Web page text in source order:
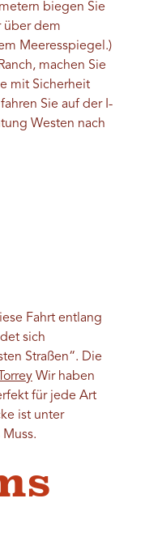
biegen Sie
über dem
Meeresspiegel.)
machen Sie
mit Sicherheit
Sie auf der I-
Westen nach
Fahrt entlang
sich
Straßen“. Die
TorreyWir haben
für jede Art
ist unter